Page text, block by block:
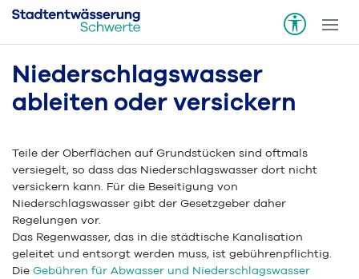
Niederschlagswasser
ableiten oder versickern
Teile der Oberflächen auf Grundstücken sind oftmals
versiegelt, so dass das Niederschlagswasser dort nicht
versickern kann. Für die Beseitigung von
Niederschlagswasser gibt der Gesetzgeber daher
Regelungen vor.
Das Regenwasser, das in die städtische Kanalisation
geleitet und entsorgt werden muss, ist gebührenpflichtig.
Die Gebühren für Abwasser und Niederschlagswasser